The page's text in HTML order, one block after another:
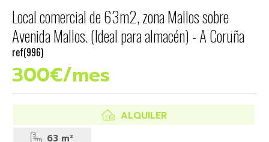
Local comercial de 63m2, zona Mallos sobre
Avenida Mallos. (Ideal para almacén) - A Coruña
ref(996)
300€/mes
ALQUILER
63 m²